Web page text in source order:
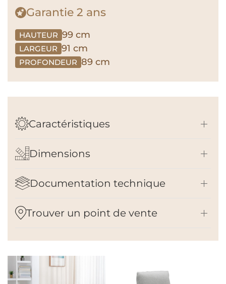
Garantie 2 ans
HAUTEUR 99 cm
LARGEUR 91 cm
PROFONDEUR 89 cm
Caractéristiques
Dimensions
Documentation technique
Trouver un point de vente